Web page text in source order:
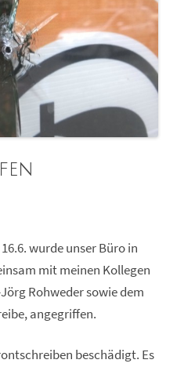
wurde unser Büro in
mit meinen Kollegen
Rohweder sowie dem
angegriffen.
beschädigt. Es